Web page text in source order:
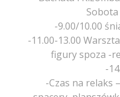
-9.00/10.00
-11.00-13.00
figury spoza -
-
-Czas na relaks